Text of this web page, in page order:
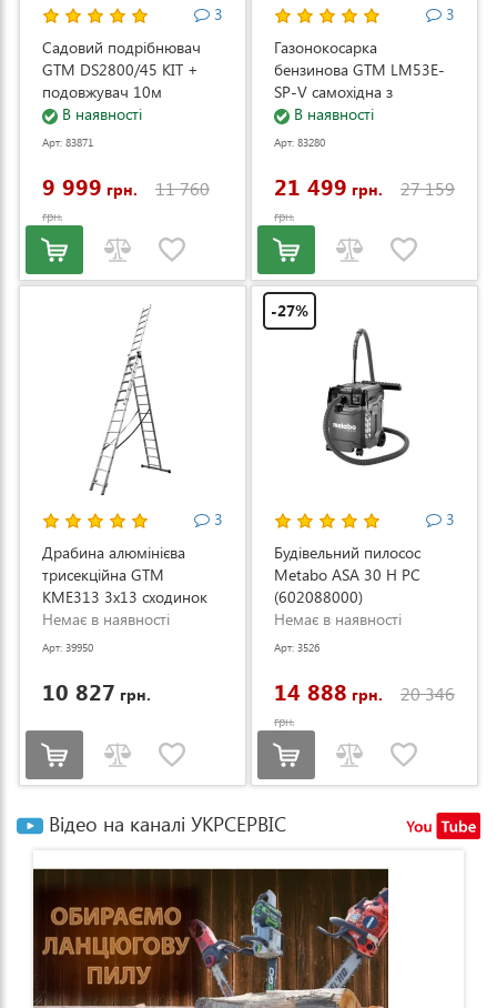
3
Садовий подрібнювач
GTM DS2800/45 KIT +
подовжувач 10м
(DS2800/45_KIT+ext.cord)
В наявності
Арт: 83871
9 999 грн. 11 760
грн.
3
Газонокосарка
бензинова GTM LM53E-
SP-V самохідна з
електростартером та
регулюванням швидкості
В наявності
Арт: 83280
21 499 грн. 27 159
грн.
3
Драбина алюмінієва
трисекційна GTM
KME313 3x13 сходинок
3.53-8.93м (KME313)
Немає в наявності
Арт: 39950
10 827 грн.
-27%
3
Будівельний пилосос
Metabo ASA 30 H PC
(602088000)
Немає в наявності
Арт: 3526
14 888 грн. 20 346
грн.
Відео на каналі УКРСЕРВІС